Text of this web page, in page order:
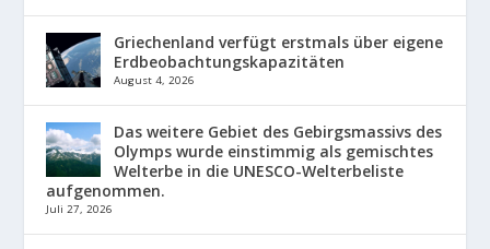
Griechenland verfügt erstmals über eigene
Erdbeobachtungskapazitäten
August 4, 2026
Das weitere Gebiet des Gebirgsmassivs des
Olymps wurde einstimmig als gemischtes
Welterbe in die UNESCO-Welterbeliste
aufgenommen.
Juli 27, 2026